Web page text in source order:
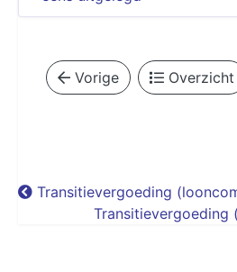
Vorige Overzicht
Transitievergoeding
Transitievergoeding